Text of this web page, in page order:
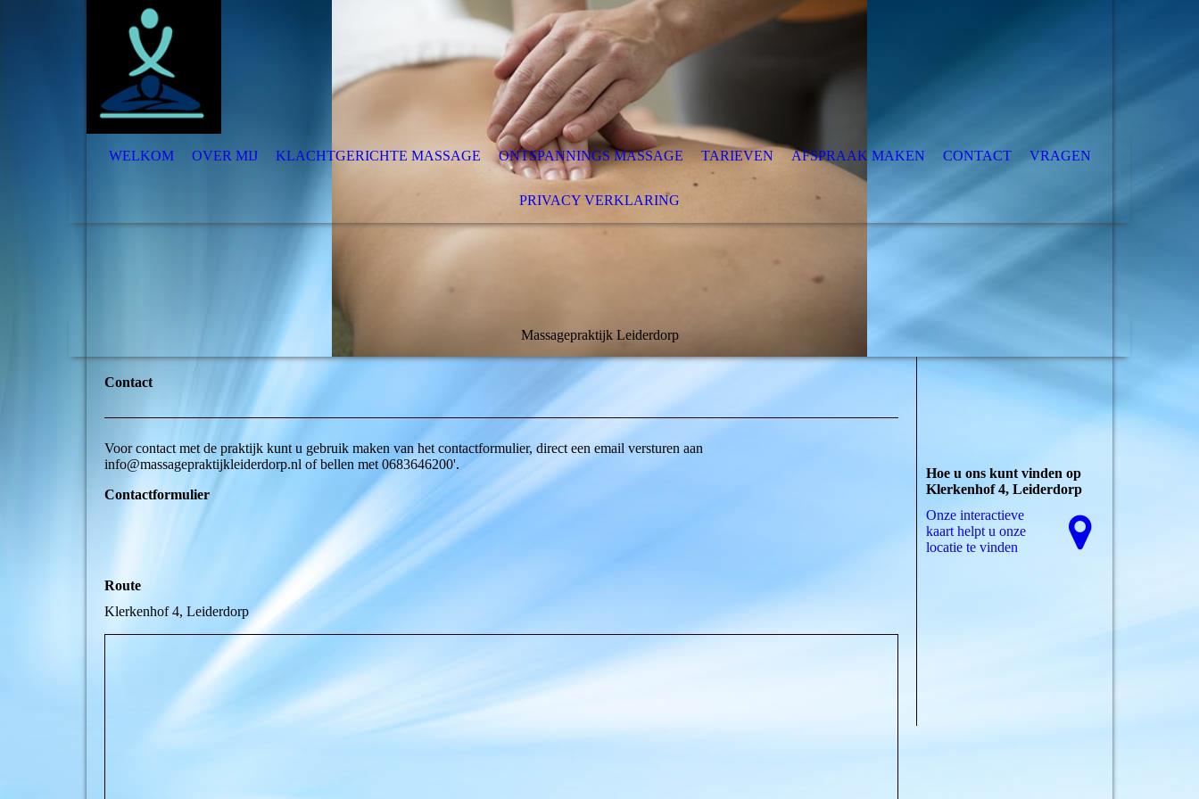
WELKOM OVER MIJ KLACHTGERICHTE MASSAGE ONTSPANNINGS MASSAGE TARIEVEN AFSPRAAK MAKEN CONTACT VRAGEN
PRIVACY VERKLARING
Massagepraktijk Leiderdorp
Contact
Voor contact met de praktijk kunt u gebruik maken van het contactformulier, direct een email versturen aan
info@massagepraktijkleiderdorp.nl of bellen met 0683646200'.
Contactformulier
Route
Klerkenhof 4, Leiderdorp
Hoe u ons kunt vinden op
Klerkenhof 4, Leiderdorp
Onze interactieve
kaart helpt u onze
locatie te vinden